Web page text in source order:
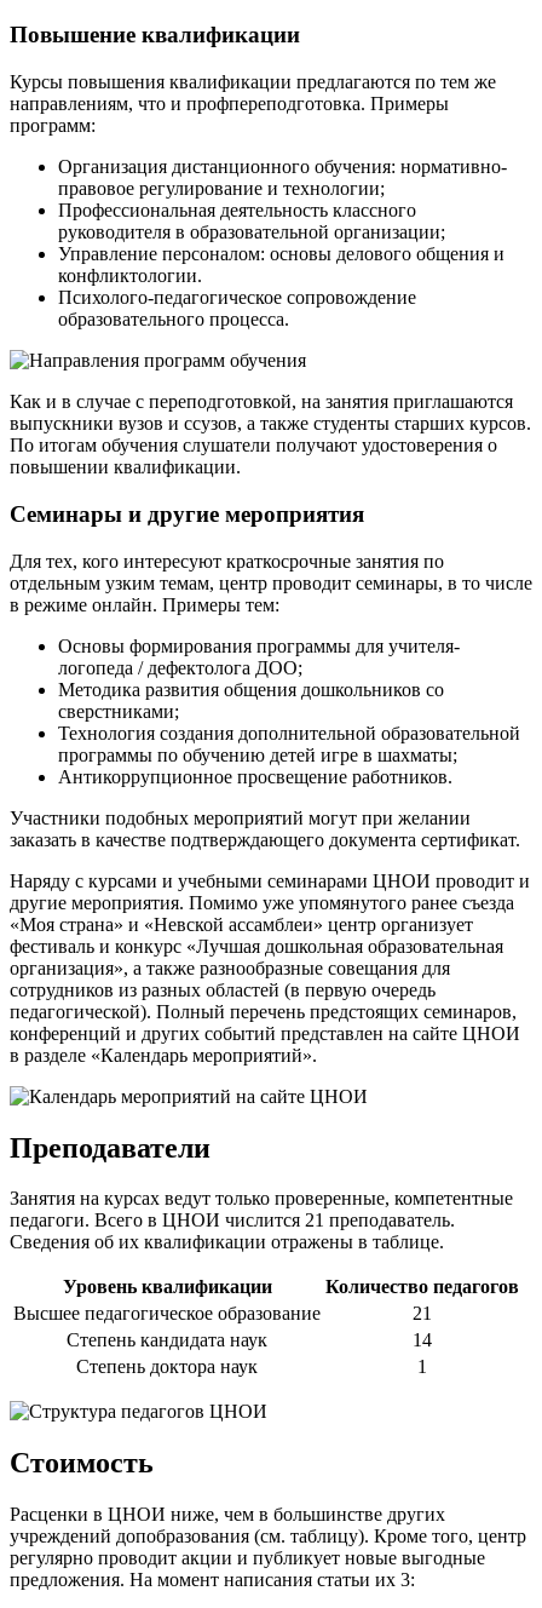
Повышение квалификации
Курсы повышения квалификации предлагаются по тем же
направлениям, что и профпереподготовка. Примеры
программ:
Организация дистанционного обучения: нормативно-
правовое регулирование и технологии;
Профессиональная деятельность классного
руководителя в образовательной организации;
Управление персоналом: основы делового общения и
конфликтологии.
Психолого-педагогическое сопровождение
образовательного процесса.
Как и в случае с переподготовкой, на занятия приглашаются
выпускники вузов и ссузов, а также студенты старших курсов.
По итогам обучения слушатели получают удостоверения о
повышении квалификации.
Семинары и другие мероприятия
Для тех, кого интересуют краткосрочные занятия по
отдельным узким темам, центр проводит семинары, в то числе
в режиме онлайн. Примеры тем:
Основы формирования программы для учителя-
логопеда / дефектолога ДОО;
Методика развития общения дошкольников со
сверстниками;
Технология создания дополнительной образовательной
программы по обучению детей игре в шахматы;
Антикоррупционное просвещение работников.
Участники подобных мероприятий могут при желании
заказать в качестве подтверждающего документа сертификат.
Наряду с курсами и учебными семинарами ЦНОИ проводит и
другие мероприятия. Помимо уже упомянутого ранее съезда
«Моя страна» и «Невской ассамблеи» центр организует
фестиваль и конкурс «Лучшая дошкольная образовательная
организация», а также разнообразные совещания для
сотрудников из разных областей (в первую очередь
педагогической). Полный перечень предстоящих семинаров,
конференций и других событий представлен на сайте ЦНОИ
в разделе «Календарь мероприятий».
Преподаватели
Занятия на курсах ведут только проверенные, компетентные
педагоги. Всего в ЦНОИ числится 21 преподаватель.
Сведения об их квалификации отражены в таблице.
Уровень квалификации
Количество педагогов
Высшее педагогическое образование
21
Степень кандидата наук
14
Степень доктора наук
1
Стоимость
Расценки в ЦНОИ ниже, чем в большинстве других
учреждений допобразования (см. таблицу). Кроме того, центр
регулярно проводит акции и публикует новые выгодные
предложения. На момент написания статьи их 3: